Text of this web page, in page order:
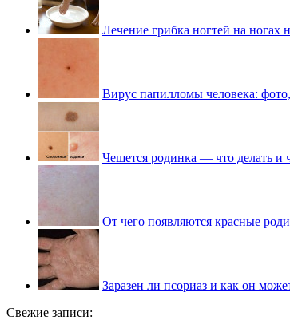
Лечение грибка ногтей на
Вирус папилломы человека:
Чешется родинка — что делать и
От чего появляются красные
Заразен ли псориаз и как он
Свежие записи: